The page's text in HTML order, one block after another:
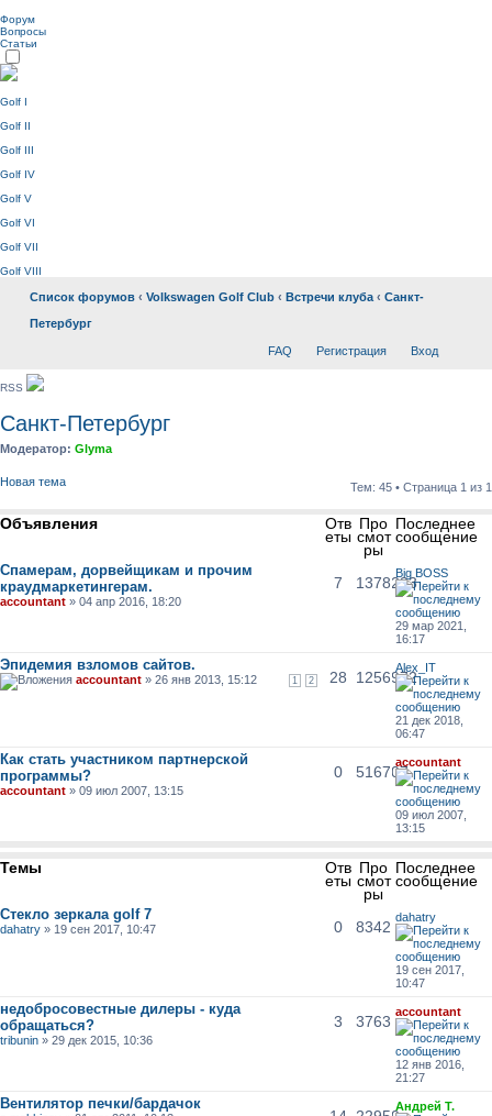
Форум
Вопросы
Статьи
Golf I
Golf II
Golf III
Golf IV
Golf V
Golf VI
Golf VII
Golf VIII
Список форумов ‹ Volkswagen Golf Club ‹ Встречи клуба ‹ Санкт-
Петербург
FAQ Регистрация Вход
RSS
Санкт-Петербург
Модератор: Glyma
Новая тема Тем: 45 • Страница 1 из 1
Объявления Отв
еты
Про
смот
ры
Последнее
сообщение
Спамерам, дорвейщикам и прочим
краудмаркетингерам.
accountant » 04 апр 2016, 18:20
7 1378233
Big BOSS
29 мар 2021,
16:17
Эпидемия взломов сайтов.
1 2
accountant » 26 янв 2013, 15:12 28 1256972
Alex_IT
21 дек 2018,
06:47
Как стать участником партнерской
программы?
accountant » 09 июл 2007, 13:15
0 516707
accountant
09 июл 2007,
13:15
Темы Отв
еты
Про
смот
ры
Последнее
сообщение
Стекло зеркала golf 7
dahatry » 19 сен 2017, 10:47 0 8342
dahatry
19 сен 2017,
10:47
недобросовестные дилеры - куда
обращаться?
tribunin » 29 дек 2015, 10:36
3 3763
accountant
12 янв 2016,
21:27
Вентилятор печки/бардачок Андрей Т.